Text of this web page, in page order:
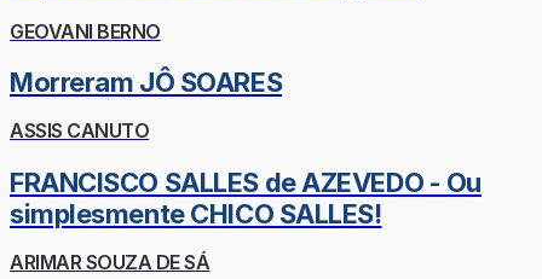
GEOVANI BERNO
Morreram JÔ SOARES
ASSIS CANUTO
FRANCISCO SALLES de AZEVEDO - Ou
simplesmente CHICO SALLES!
ARIMAR SOUZA DE SÁ